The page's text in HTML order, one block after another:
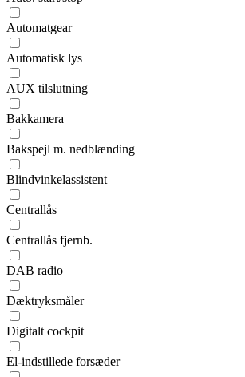
Automatgear
Automatisk lys
AUX tilslutning
Bakkamera
Bakspejl m. nedblænding
Blindvinkelassistent
Centrallås
Centrallås fjernb.
DAB radio
Dæktryksmåler
Digitalt cockpit
El-indstillede forsæder